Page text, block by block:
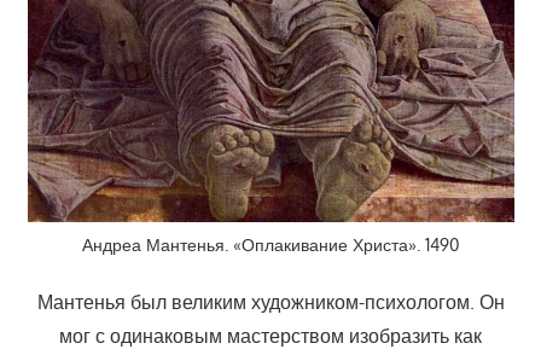
Андреа Мантенья. «Оплакивание Христа». 1490
Мантенья был великим художником-психологом. Он
мог с одинаковым мастерством изобразить как